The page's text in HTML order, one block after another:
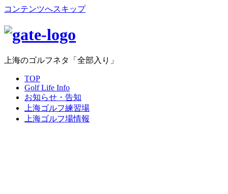
コンテンツへスキップ
上海のゴルフネタ「全部入り」
TOP
Golf Life Info
お知らせ・告知
上海ゴルフ練習場
上海ゴルフ場情報